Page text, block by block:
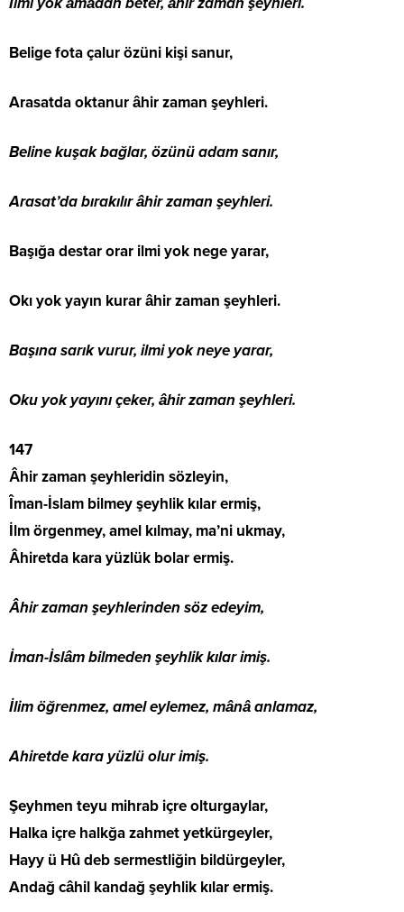
Belige fota çalur özüni kişi sanur,
Arasatda oktanur âhir zaman şeyhleri.
Beline kuşak bağlar, özünü adam sanır,
Arasat’da bırakılır âhir zaman şeyhleri.
Başığa destar orar ilmi yok nege yarar,
Okı yok yayın kurar âhir zaman şeyhleri.
Başına sarık vurur, ilmi yok neye yarar,
Oku yok yayını çeker, âhir zaman şeyhleri.
147
Âhir zaman şeyhleridin sözleyin,
Îman-İslam bilmey şeyhlik kılar ermiş,
İlm örgenmey, amel kılmay, ma’ni ukmay,
Âhiretda kara yüzlük bolar ermiş.
Âhir zaman şeyhlerinden söz edeyim,
İman-İslâm bilmeden şeyhlik kılar imiş.
İlim öğrenmez, amel eylemez, mânâ anlamaz,
Ahiretde kara yüzlü olur imiş.
Şeyhmen teyu mihrab içre olturgaylar,
Halka içre halkğa zahmet yetkürgeyler,
Hayy ü Hû deb sermestliğin bildürgeyler,
Andağ câhil kandağ şeyhlik kılar ermiş.